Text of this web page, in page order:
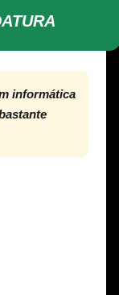
informática